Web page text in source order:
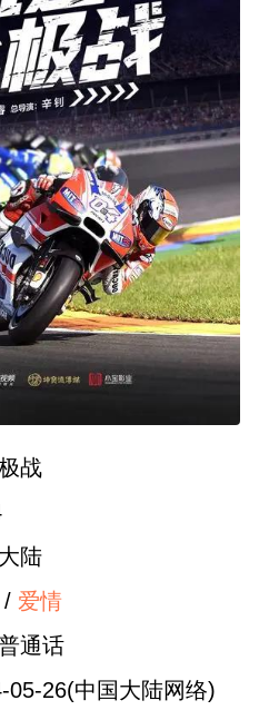
战
陆
/ 爱情
话
26(中国大陆网络)